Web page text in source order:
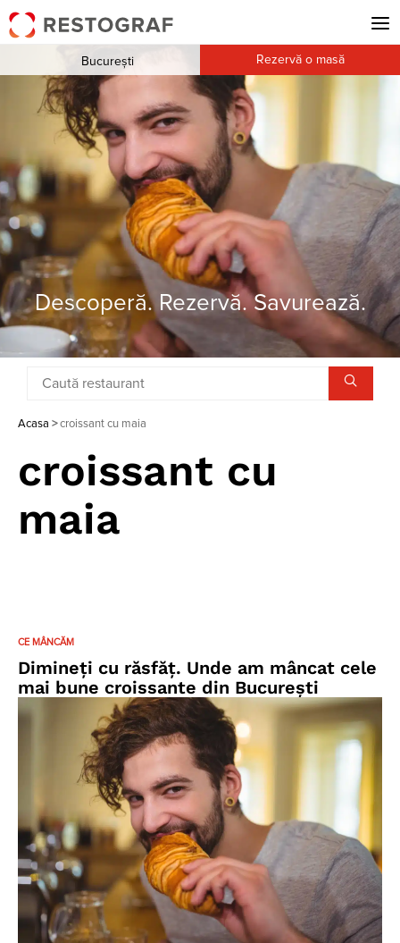
Descoperă. Rezervă. Savurează.
București Rezervă o masă
Acasa >croissant cu maia
croissant cu
maia
CE MÂNCĂM
Dimineți cu răsfăț. Unde am mâncat cele
mai bune croissante din București